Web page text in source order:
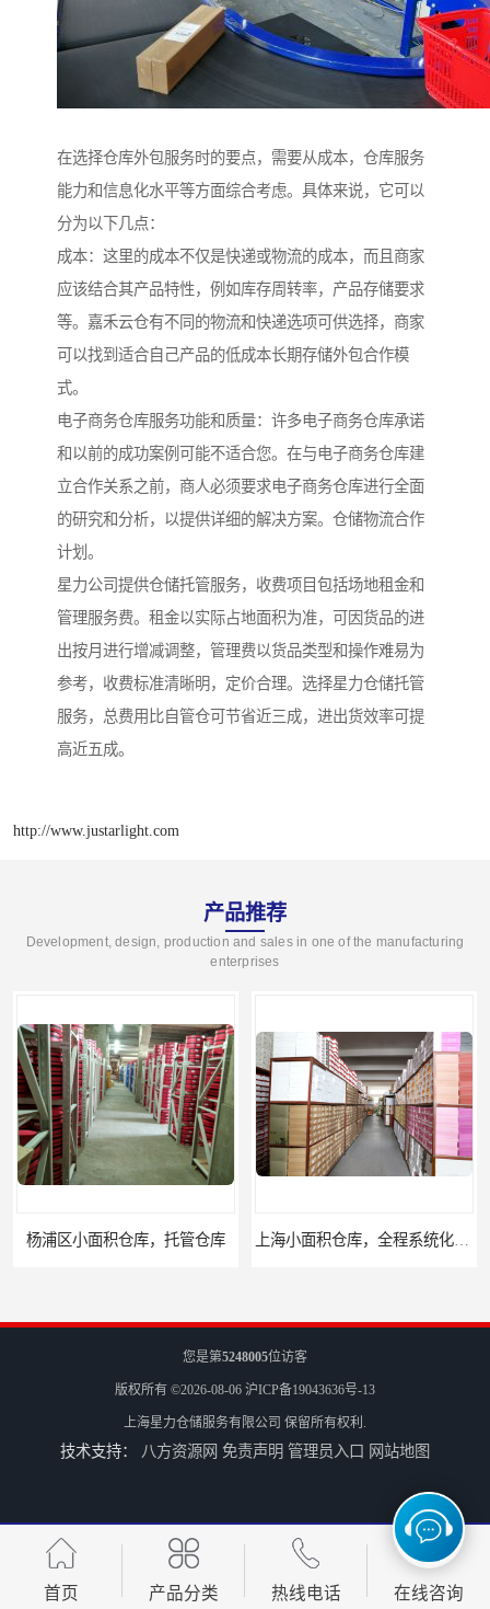
在选择仓库外包服务时的要点，需要从成本，仓库服务
能力和信息化水平等方面综合考虑。具体来说，它可以
分为以下几点：
成本：这里的成本不仅是快递或物流的成本，而且商家
应该结合其产品特性，例如库存周转率，产品存储要求
等。嘉禾云仓有不同的物流和快递选项可供选择，商家
可以找到适合自己产品的低成本长期存储外包合作模
式。
电子商务仓库服务功能和质量：许多电子商务仓库承诺
和以前的成功案例可能不适合您。在与电子商务仓库建
立合作关系之前，商人必须要求电子商务仓库进行全面
的研究和分析，以提供详细的解决方案。仓储物流合作
计划。
星力公司提供仓储托管服务，收费项目包括场地租金和
管理服务费。租金以实际占地面积为准，可因货品的进
出按月进行增减调整，管理费以货品类型和操作难易为
参考，收费标准清晰明，定价合理。选择星力仓储托管
服务，总费用比自管仓可节省近三成，进出货效率可提
高近五成。
http://www.justarlight.com
产品推荐
Development, design, production and sales in one of the manufacturing
enterprises
上海小面积仓库，全程系统化管理 宝山区小面积托管仓库，电商仓库
浦东新区小面积仓库，电商托管仓库
您是第5248005位访客
版权所有 ©2026-08-06 沪ICP备19043636号-13
上海星力仓储服务有限公司 保留所有权利.
技术支持： 八方资源网 免责声明 管理员入口 网站地图
首页 产品分类 热线电话 在线咨询